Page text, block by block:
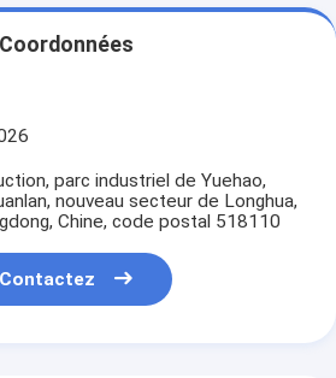
Coordonnées
parc industriel de Yuehao,
nouveau secteur de Longhua,
Chine, code postal 518110
Contactez